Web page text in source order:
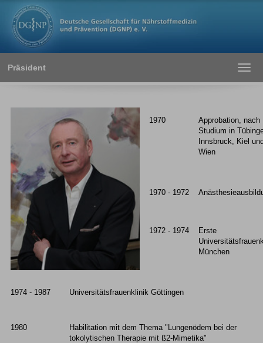
Präsident
1970
Approbation, nach
Studium in
Innsbruck, Kiel
Wien
1970 - 1972
1972 - 1974
Erste
München
1974 - 1987 Universitätsfrauenklinik Göttingen
1980
Habilitation mit dem Thema "Lungenödem bei der
tokolytischen Therapie mit ß2-Mimetika"